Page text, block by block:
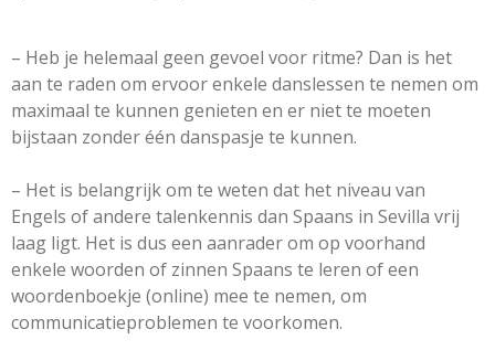
– Heb je helemaal geen gevoel voor ritme? Dan is het
aan te raden om ervoor enkele danslessen te nemen om
maximaal te kunnen genieten en er niet te moeten
bijstaan zonder één danspasje te kunnen.
– Het is belangrijk om te weten dat het niveau van
Engels of andere talenkennis dan Spaans in Sevilla vrij
laag ligt. Het is dus een aanrader om op voorhand
enkele woorden of zinnen Spaans te leren of een
woordenboekje (online) mee te nemen, om
communicatieproblemen te voorkomen.